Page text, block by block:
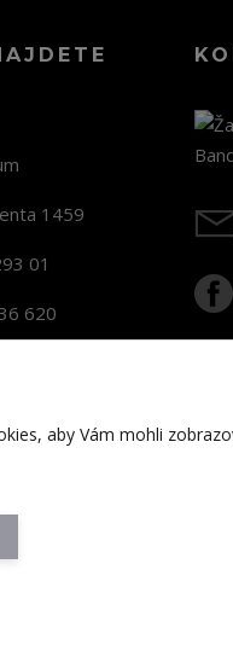
1459
01
620
aby Vám mohli